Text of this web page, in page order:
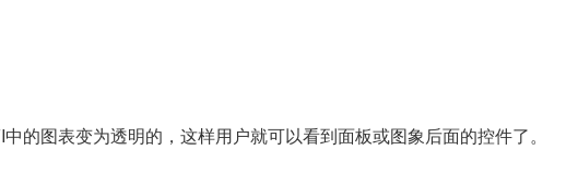
的图表变为透明的，这样用户就可以看到面板或图象后面的控件了。